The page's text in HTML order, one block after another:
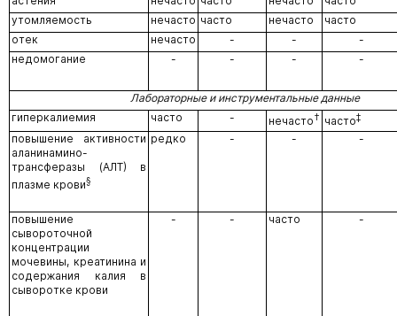
утомляемость
нечасто часто нечасто
часто
отек
нечасто - -
-
недомогание
- - - -
Лабораторные и инструментальные данные
гиперкалиемия
часто - нечасто† часто‡
повышение активности
аланинамино-
трансферазы (АЛТ) в
плазме крови§
редко - - -
повышение
сывороточной
концентрации
мочевины, креатинина и
содержания калия в
сыворотке крови
- - часто -